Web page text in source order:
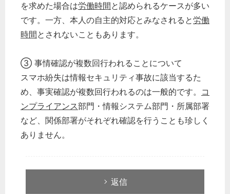
を求めた場合は労働時間と認められるケースが多い
です。一方、本人の自主的対応とみなされると労働
時間とされないこともあります。
③ 事情確認が複数回行われることについて
スマホ紛失は情報セキュリティ事故に該当するた
め、事実確認が複数回行われるのは一般的です。 コ
ンプライアンス部門・情報システム部門・所属部署
など、関係部署がそれぞれ確認を行うことも珍しく
ありません。
返信